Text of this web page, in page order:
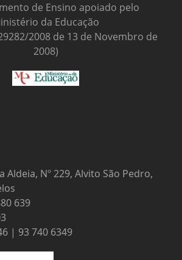
de Ensino apoiado pelo
da Educação
2008 de 13 de Novembro de
2008)
Aldeia, Nº 229, Alvito São Pedro,
639
| 93 740 6349